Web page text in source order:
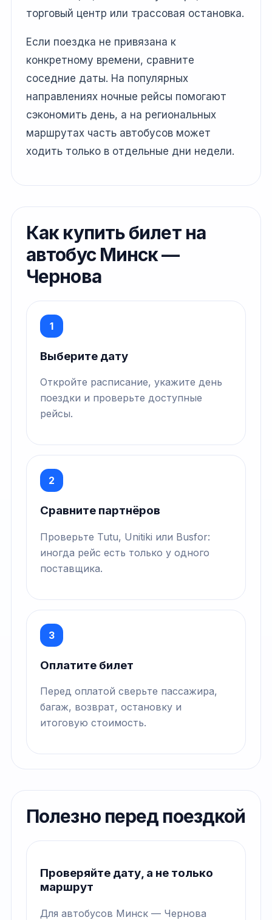
торговый центр или трассовая остановка.
Если поездка не привязана к
конкретному времени, сравните
соседние даты. На популярных
направлениях ночные рейсы помогают
сэкономить день, а на региональных
маршрутах часть автобусов может
ходить только в отдельные дни недели.
Как купить билет на
автобус Минск —
Чернова
1
Выберите дату
Откройте расписание, укажите день
поездки и проверьте доступные
рейсы.
2
Сравните партнёров
Проверьте Tutu, Unitiki или Busfor:
иногда рейс есть только у одного
поставщика.
3
Оплатите билет
Перед оплатой сверьте пассажира,
багаж, возврат, остановку и
итоговую стоимость.
Полезно перед поездкой
Проверяйте дату, а не только
маршрут
Для автобусов Минск — Чернова